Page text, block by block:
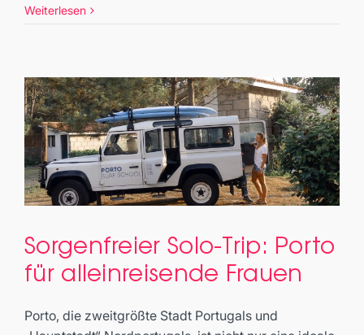
Weiterlesen
Sorgenfreier Solo-Trip: Porto für
Surf & Culture Travel
Sorgenfreier Solo-Trip: Porto
für alleinreisende Frauen
Porto, die zweitgrößte Stadt Portugals und